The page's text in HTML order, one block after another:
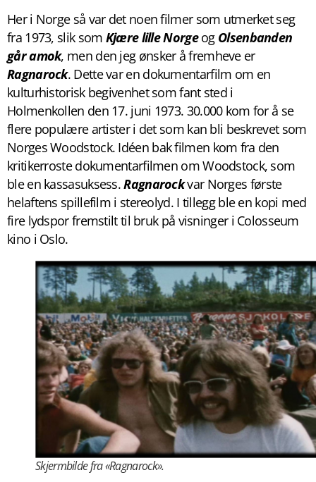
Her i Norge så var det noen filmer som utmerket seg
fra 1973, slik som Kjære lille Norgeog Olsenbanden
går amok, men den jeg ønsker å fremheve er
Ragnarock. Dette var en dokumentarfilm om en
kulturhistorisk begivenhet som fant sted i
Holmenkollen den 17. juni 1973. 30.000 kom for å se
flere populære artister i det som kan bli beskrevet som
Norges Woodstock. Idéen bak filmen kom fra den
kritikerroste dokumentarfilmen om Woodstock, som
ble en kassasuksess.Ragnarockvar Norges første
helaftens spillefilm i stereolyd. I tillegg ble en kopi med
fire lydspor fremstilt til bruk på visninger i Colosseum
kino i Oslo.
Skjermbilde fra «Ragnarock».